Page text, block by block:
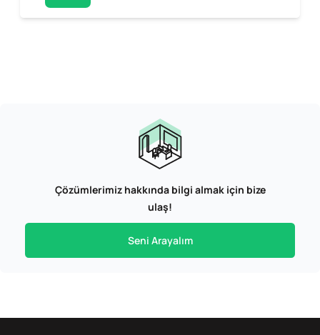
Çözümlerimiz hakkında bilgi almak için bize
ulaş!
Seni Arayalım